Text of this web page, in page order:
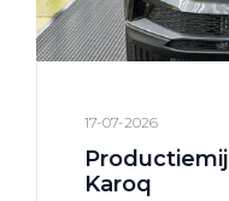
17-07-2026
Karoq